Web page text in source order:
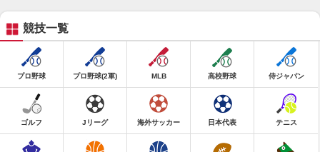
競技一覧
プロ野球 プロ野球(2軍) MLB 高校野球 侍ジャパン
ゴルフ Jリーグ 海外サッカー 日本代表 テニス